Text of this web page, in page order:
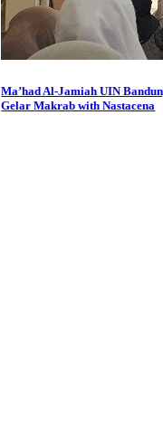
Ma’had Al-Jamiah UIN
Gelar Makrab with Nastacena